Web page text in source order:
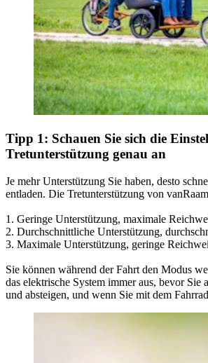
Tipp 1: Schauen Sie sich die
Tretunterstützung genau an
Je mehr Unterstützung Sie haben, desto
entladen. Die Tretunterstützung von
1. Geringe Unterstützung, maximale
2. Durchschnittliche Unterstützung,
3. Maximale Unterstützung, geringe
Sie können während der Fahrt den Modus
das elektrische System immer aus, bevor Sie
und absteigen, und wenn Sie mit dem